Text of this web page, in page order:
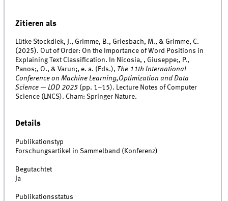
Zitieren als
Lütke-Stockdiek, J., Grimme, B., Griesbach, M., & Grimme, C.
(2025). Out of Order: On the Importance of Word Positions in
Explaining Text Classification. In Nicosia, , Giuseppe;, P.,
Panos;, O., & Varun;, e. a. (Eds.), The 11th International
Conference on Machine Learning,Optimization and Data
Science — LOD 2025 (pp. 1–15). Lecture Notes of Computer
Science (LNCS). Cham: Springer Nature.
Details
Publikationstyp
Forschungsartikel in Sammelband (Konferenz)
Begutachtet
Ja
Publikationsstatus